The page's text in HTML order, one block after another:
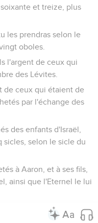
et treize, plus
les prendras selon le
oboles.
l'argent de ceux qui
des Lévites.
de ceux qui étaient de
par l'échange des
des enfants d'Israël,
selon le sicle du
à Aaron, et à ses fils,
ainsi que l'Eternel le lui